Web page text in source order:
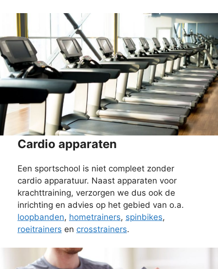
Cardio apparaten
Een sportschool is niet compleet zonder
cardio apparatuur. Naast apparaten voor
krachttraining, verzorgen we dus ook de
inrichting en advies op het gebied van o.a.
loopbanden, hometrainers, spinbikes,
roeitrainers en crosstrainers.